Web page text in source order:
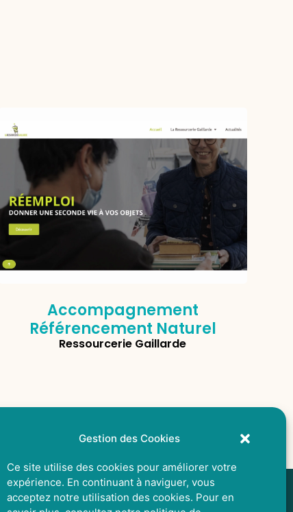
Gestion des Cookies
Ce site utilise des cookies pour améliorer votre
expérience. En continuant à naviguer, vous
acceptez notre utilisation des cookies. Pour en
Accompagnement
Référencement Naturel
Ressourcerie Gaillarde